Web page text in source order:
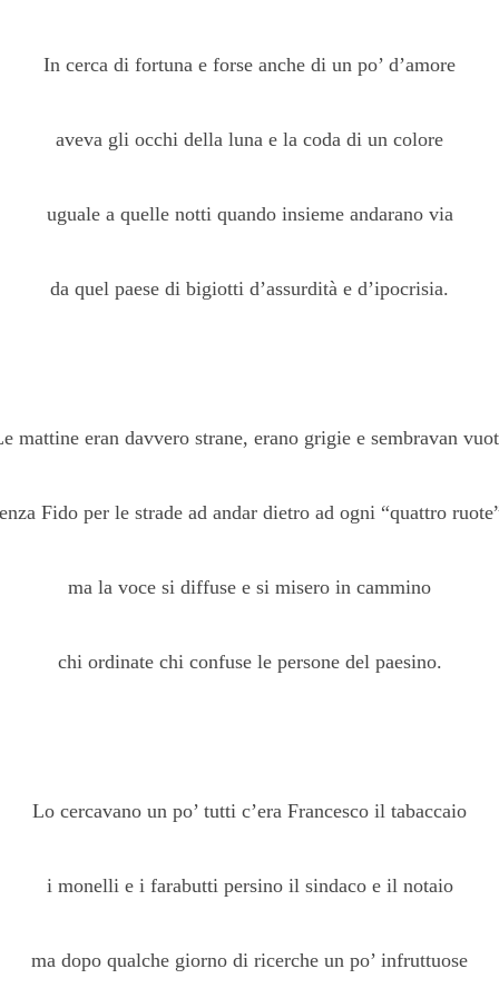
In cerca di fortuna e forse anche di un po’ d’amore
aveva gli occhi della luna e la coda di un colore
uguale a quelle notti quando insieme andarano via
da quel paese di bigiotti d’assurdità e d’ipocrisia.
mattine eran davvero strane, erano grigie e sembravan
Fido per le strade ad andar dietro ad ogni “quattro
ma la voce si diffuse e si misero in cammino
chi ordinate chi confuse le persone del paesino.
Lo cercavano un po’ tutti c’era Francesco il tabaccaio
i monelli e i farabutti persino il sindaco e il notaio
ma dopo qualche giorno di ricerche un po’ infruttuose